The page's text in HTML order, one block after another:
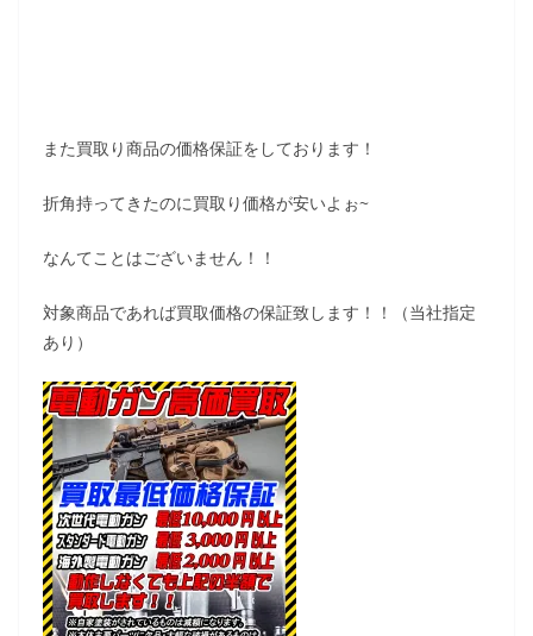
また買取り商品の価格保証をしております！
折角持ってきたのに買取り価格が安いよぉ~
なんてことはございません！！
対象商品であれば買取価格の保証致します！！（当社指定
あり）